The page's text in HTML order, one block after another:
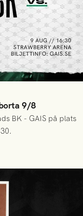
9/8
BK - GAIS på plats